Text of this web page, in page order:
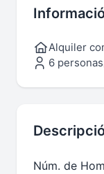
Alquiler
6 personas
Núm. de